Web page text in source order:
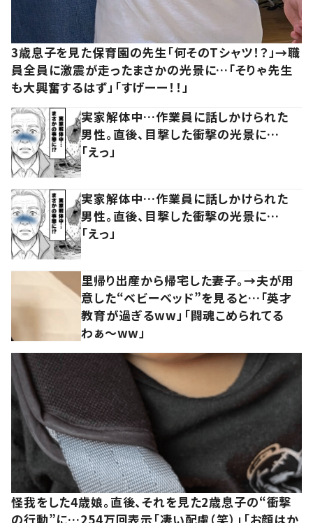
3歳息子を見た保育園の先生「何そのTシャツ！？」→職
員全員に激震が走ったまさかの光景に…「そりゃ先生
も大興奮するはず」「すげーー！！」
実家解体中…作業員に話しかけられた
男性。直後、目撃した衝撃の光景に…
「えっ」
実家解体中…作業員に話しかけられた
男性。直後、目撃した衝撃の光景に…
「えっ」
里帰り出産から帰宅した妻子。→夫が用
意した“ベビーベッド”を見ると…「英才
教育が過ぎるww」「闘魂こめられてる
わぁ～ww」
怪我をした4歳娘。直後、それを見た2歳息子の“衝撃
の行動”に…254万回表示「凄い配慮（笑）」「お顔はか